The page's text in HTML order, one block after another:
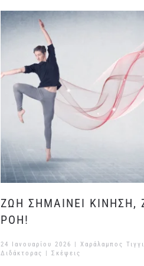
ΖΩΗ ΣΗΜΑΙΝΕΙ ΚΙΝΗΣΗ,
ΡΟΗ!
24 Ιανουαρίου 2026
| Χαράλαμπος
Διδάκτορας | Σκέψεις